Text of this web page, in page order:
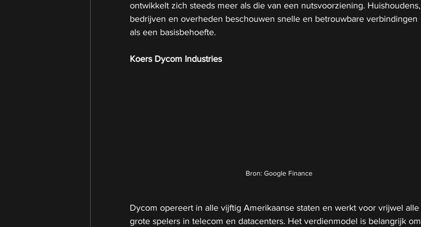
ontwikkelt zich steeds meer als die van een nutsvoorziening. Huishoudens,
bedrijven en overheden beschouwen snelle en betrouwbare verbindingen
als een basisbehoefte.
Koers Dycom Industries
Bron: Google Finance
Dycom opereert in alle vijftig Amerikaanse staten en werkt voor vrijwel alle
grote spelers in telecom en datacenters. Het verdienmodel is belangrijk om